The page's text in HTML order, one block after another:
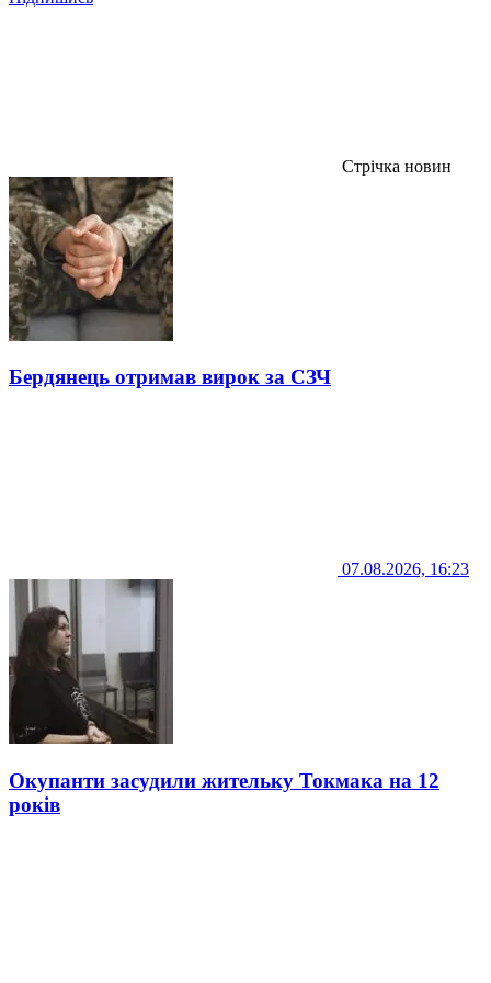
Стрічка новин
Бердянець отримав вирок за СЗЧ
07.08.2026, 16:23
Окупанти засудили жительку Токмака на 12
років